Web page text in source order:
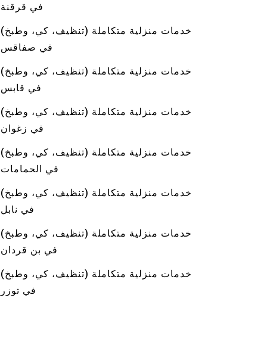
في قرقنة
خدمات منزلية متكاملة (تنظيف، كي، وطبخ)
في صفاقس
خدمات منزلية متكاملة (تنظيف، كي، وطبخ)
في قابس
خدمات منزلية متكاملة (تنظيف، كي، وطبخ)
في زغوان
خدمات منزلية متكاملة (تنظيف، كي، وطبخ)
في الحمامات
خدمات منزلية متكاملة (تنظيف، كي، وطبخ)
في نابل
خدمات منزلية متكاملة (تنظيف، كي، وطبخ)
في بن قردان
خدمات منزلية متكاملة (تنظيف، كي، وطبخ)
في توزر